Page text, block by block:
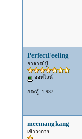
PerfectFeeling
อาจารย์ปู่
ออฟไลน์
กระทู้: 1,937
meemangkang
เข้าวงการ